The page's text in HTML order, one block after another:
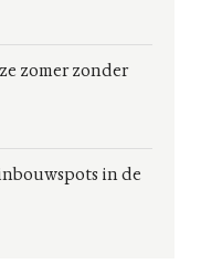
zomer zonder
in de